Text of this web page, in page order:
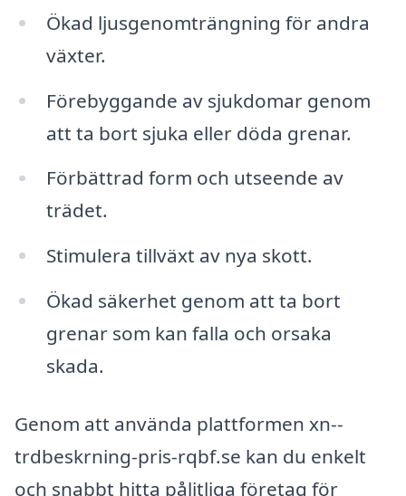
Ökad ljusgenomträngning för andra
växter.
Förebyggande av sjukdomar genom
att ta bort sjuka eller döda grenar.
Förbättrad form och utseende av
trädet.
Stimulera tillväxt av nya skott.
Ökad säkerhet genom att ta bort
grenar som kan falla och orsaka
skada.
Genom att använda plattformen xn--
trdbeskrning-pris-rqbf.se kan du enkelt
och snabbt hitta pålitliga företag för